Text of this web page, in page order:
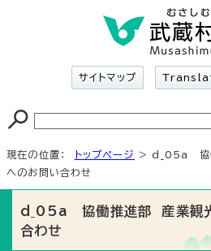
サイトマップ
現在の位置： トップページ
> d_05a 協
へのお問い合わせ
d_05a 協働推進部 産業観
合わせ